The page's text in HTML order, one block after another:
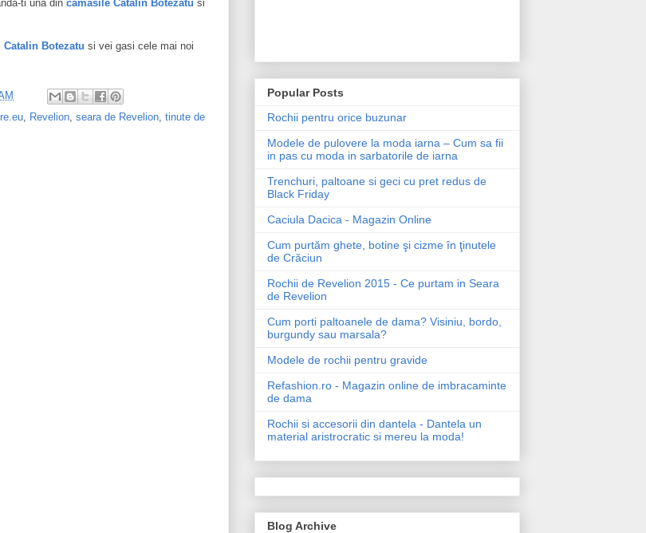
ti una din camasile Catalin Botezatu si
Botezatu si vei gasi cele mai noi
Revelion seara de Revelion tinute de
Popular Posts
Rochii pentru orice buzunar
Modele de pulovere la moda iarna – Cum sa fii
in pas cu moda in sarbatorile de iarna
Trenchuri, paltoane si geci cu pret redus de
Black Friday
Caciula Dacica - Magazin Online
Cum purtăm ghete, botine şi cizme în ţinutele
de Crăciun
Rochii de Revelion 2015 - Ce purtam in Seara
de Revelion
Cum porti paltoanele de dama? Visiniu, bordo,
burgundy sau marsala?
Modele de rochii pentru gravide
Refashion.ro - Magazin online de imbracaminte
de dama
Rochii si accesorii din dantela - Dantela un
material aristrocratic si mereu la moda!
Blog Archive